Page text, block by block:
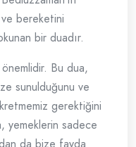
ve bereketini
bir duadır.
önemlidir. Bu dua,
sunulduğunu ve
gerektiğini
yemeklerin sadece